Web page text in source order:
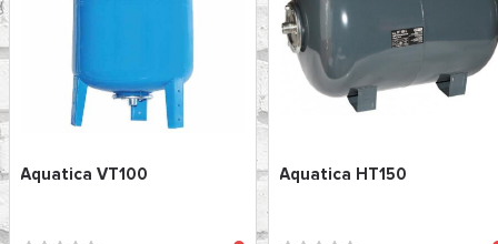
Aquatica VT100 Aquatica HT150